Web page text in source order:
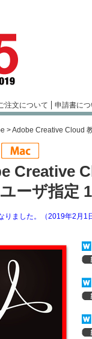
注文について 申請書につ
> Adobe Creative Cloud
Creative
ーザ指定
りました。（2019年2月1